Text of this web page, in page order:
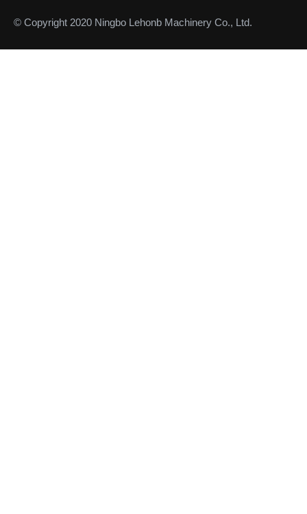
© Copyright 2020 Ningbo Lehonb Machinery Co., Ltd.